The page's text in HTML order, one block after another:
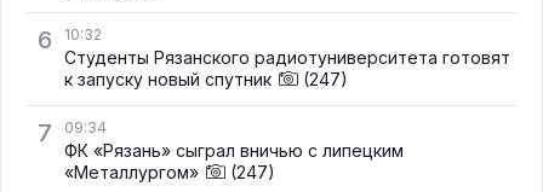
6 10:32
Студенты Рязанского радиотуниверситета готовят
к запуску новый спутник
(247)
7 09:34
ФК «Рязань» сыграл вничью с липецким
«Металлургом»
(247)